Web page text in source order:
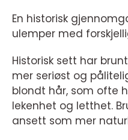
En historisk
ulemper med
Historisk sett har
mer seriøst og
blondt hår, som ofte
lekenhet og letthet.
ansett som mer